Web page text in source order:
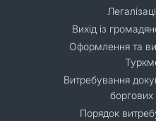
Вихід із
Оформлення та
Витребування
Порядок